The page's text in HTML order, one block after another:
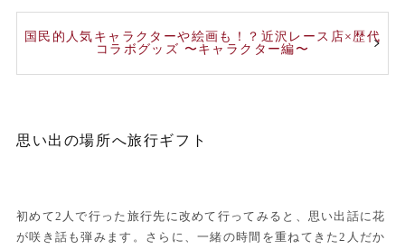
国民的人気キャラクターや絵画も！？近沢レース店×歴代
コラボグッズ 〜キャラクター編〜
思い出の場所へ旅行ギフト
初めて2人で行った旅行先に改めて行ってみると、思い出話に花
が咲き話も弾みます。さらに、一緒の時間を重ねてきた2人だか